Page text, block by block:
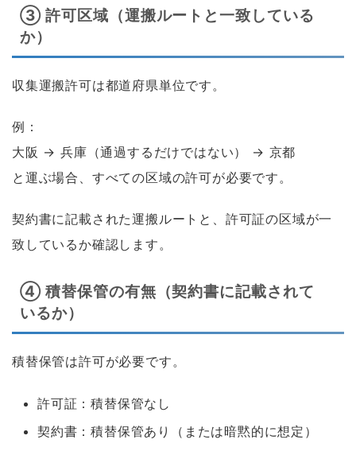
③ 許可区域（運搬ルートと一致している
か）
収集運搬許可は都道府県単位です。
例：
大阪 → 兵庫（通過するだけではない） → 京都
と運ぶ場合、すべての区域の許可が必要です。
契約書に記載された運搬ルートと、許可証の区域が一
致しているか確認します。
④ 積替保管の有無（契約書に記載されて
いるか）
積替保管は許可が必要です。
許可証：積替保管なし
契約書：積替保管あり（または暗黙的に想定）